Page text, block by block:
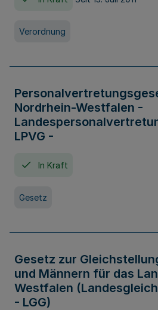
Verordnung
Nordrhein-Westfalen -
LPVG -
In Kraft
Gesetz
Gesetz zur
und Männern für das
Westfalen
- LGG)